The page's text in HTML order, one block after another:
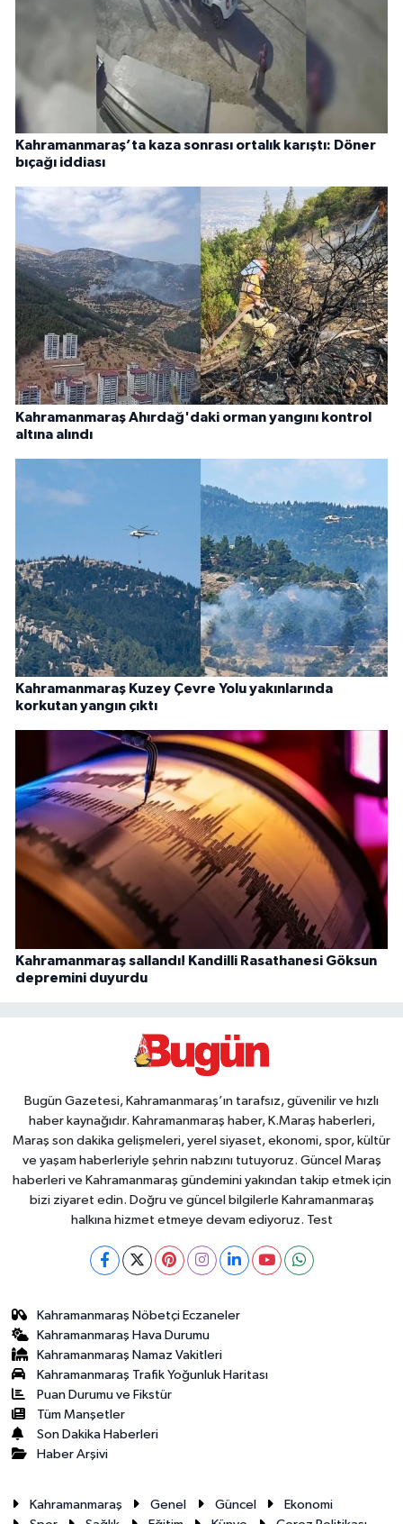
Kahramanmaraş’ta kaza sonrası ortalık karıştı: Döner
bıçağı iddiası
Kahramanmaraş Ahırdağ'daki orman yangını kontrol
altına alındı
Kahramanmaraş Kuzey Çevre Yolu yakınlarında
korkutan yangın çıktı
Kahramanmaraş sallandı! Kandilli Rasathanesi Göksun
depremini duyurdu
Bugün Gazetesi, Kahramanmaraş’ın tarafsız, güvenilir ve hızlı
haber kaynağıdır. Kahramanmaraş haber, K.Maraş haberleri,
Maraş son dakika gelişmeleri, yerel siyaset, ekonomi, spor, kültür
ve yaşam haberleriyle şehrin nabzını tutuyoruz. Güncel Maraş
haberleri ve Kahramanmaraş gündemini yakından takip etmek için
bizi ziyaret edin. Doğru ve güncel bilgilerle Kahramanmaraş
halkına hizmet etmeye devam ediyoruz. Test
Kahramanmaraş Nöbetçi Eczaneler
Kahramanmaraş Hava Durumu
Kahramanmaraş Namaz Vakitleri
Kahramanmaraş Trafik Yoğunluk Haritası
Puan Durumu ve Fikstür
Tüm Manşetler
Son Dakika Haberleri
Haber Arşivi
Kahramanmaraş Genel Güncel
Ekonomi